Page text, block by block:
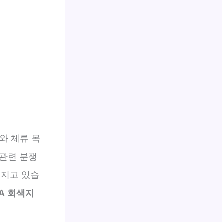
체류 목
련 분쟁
고 있습
회색지